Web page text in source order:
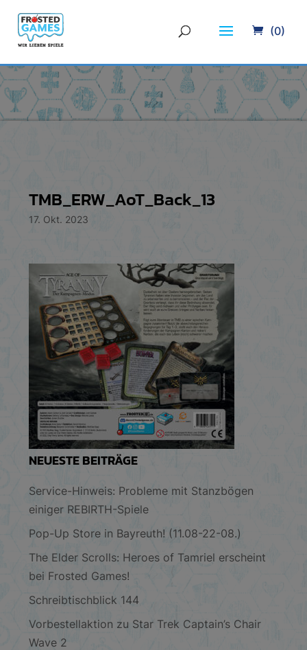
(0)
TMB_ERW_AoT_Back_13
17. Okt. 2023
NEUESTE BEITRÄGE
Service-Hinweis: Probleme mit Stanzbögen
einiger REBIRTH-Spiele
Pop-Up Store in Bayreuth! (11.08-22-08.)
The Elder Scrolls: Heroes of Tamriel erscheint
bei Frosted Games!
Schreibtischblick 144
Vorbestellaktion zu Star Trek Captain’s Chair
Wave 2